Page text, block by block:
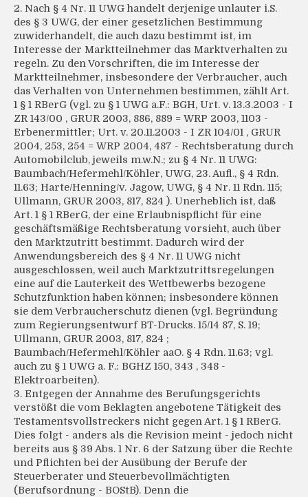
2. Nach § 4 Nr. 11 UWG handelt derjenige unlauter i.S.
des § 3 UWG, der einer gesetzlichen Bestimmung
zuwiderhandelt, die auch dazu bestimmt ist, im
Interesse der Marktteilnehmer das Marktverhalten zu
regeln. Zu den Vorschriften, die im Interesse der
Marktteilnehmer, insbesondere der Verbraucher, auch
das Verhalten von Unternehmen bestimmen, zählt Art.
1 § 1 RBerG (vgl. zu § 1 UWG a.F.: BGH, Urt. v. 13.3.2003 - I
ZR 143/00 , GRUR 2003, 886, 889 = WRP 2003, 1103 -
Erbenermittler; Urt. v. 20.11.2003 - I ZR 104/01 , GRUR
2004, 253, 254 = WRP 2004, 487 - Rechtsberatung durch
Automobilclub, jeweils m.w.N.; zu § 4 Nr. 11 UWG:
Baumbach/Hefermehl/Köhler, UWG, 23. Aufl., § 4 Rdn.
11.63; Harte/Henning/v. Jagow, UWG, § 4 Nr. 11 Rdn. 115;
Ullmann, GRUR 2003, 817, 824 ). Unerheblich ist, daß
Art. 1 § 1 RBerG, der eine Erlaubnispflicht für eine
geschäftsmäßige Rechtsberatung vorsieht, auch über
den Marktzutritt bestimmt. Dadurch wird der
Anwendungsbereich des § 4 Nr. 11 UWG nicht
ausgeschlossen, weil auch Marktzutrittsregelungen
eine auf die Lauterkeit des Wettbewerbs bezogene
Schutzfunktion haben können; insbesondere können
sie dem Verbraucherschutz dienen (vgl. Begründung
zum Regierungsentwurf BT-Drucks. 15/14 87, S. 19;
Ullmann, GRUR 2003, 817, 824 ;
Baumbach/Hefermehl/Köhler aaO. § 4 Rdn. 11.63; vgl.
auch zu § 1 UWG a. F.: BGHZ 150, 343 , 348 -
Elektroarbeiten).
3. Entgegen der Annahme des Berufungsgerichts
verstößt die vom Beklagten angebotene Tätigkeit des
Testamentsvollstreckers nicht gegen Art. 1 § 1 RBerG.
Dies folgt - anders als die Revision meint - jedoch nicht
bereits aus § 39 Abs. 1 Nr. 6 der Satzung über die Rechte
und Pflichten bei der Ausübung der Berufe der
Steuerberater und Steuerbevollmächtigten
(Berufsordnung - BOStB). Denn die